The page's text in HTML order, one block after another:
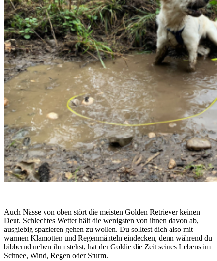
Auch Nässe von oben stört die meisten Golden Retriever keinen
Deut. Schlechtes Wetter hält die wenigsten von ihnen davon ab,
ausgiebig spazieren gehen zu wollen. Du solltest dich also mit
warmen Klamotten und Regenmänteln eindecken, denn während du
bibbernd neben ihm stehst, hat der Goldie die Zeit seines Lebens im
Schnee, Wind, Regen oder Sturm.